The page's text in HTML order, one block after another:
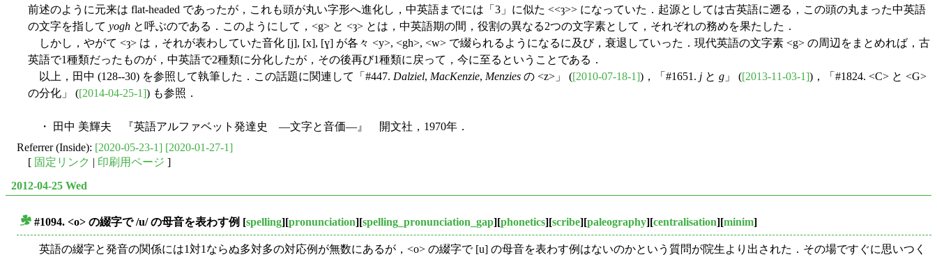
前述のように元来は flat-headed であったが，これも頭が丸い字形へ進化し，中英語までには「3」に似た <<ȝ>> になっていた．起源としては古英語に遡る，この頭の丸まった中英語
の文字を指して yogh と呼ぶのである．このようにして，<g> と <ȝ> とは，中英語期の間，役割の異なる2つの文字素として，それぞれの務めを果たした．
しかし，やがて <ȝ> は，それが表わしていた音化 [j], [x], [ɣ] が各々 <y>, <gh>, <w> で綴られるようになるに及び，衰退していった．現代英語の文字素 <g> の周辺をまとめれば，古
英語で1種類だったものが，中英語で2種類に分化したが，その後再び1種類に戻って，今に至るということである．
以上，田中 (128--30) を参照して執筆した．この話題に関連して「#447. Dalziel, MacKenzie, Menzies の <z>」 ([2010-07-18-1])，「#1651. j と g 」 ([2013-11-03-1])，「#1824. <C> と <G>
の分化」 ([2014-04-25-1]) も参照．
・ 田中 美輝夫 『英語アルファベット発達史 ―文字と音価―』 開文社，1970年．
Referrer (Inside): [2020-05-23-1] [2020-01-27-1]
[ 固定リンク | 印刷用ページ ]
2012-04-25 Wed
#1094. <o> の綴字で /u/ の母音を表わす例 [spelling][pronunciation][spelling_pronunciation_gap][phonetics][scribe][paleography][centralisation][minim]
英語の綴字と発音の関係には1対1ならぬ多対多の対応例が無数にあるが，<o> の綴字で [u] の母音を表わす例はないのかという質問が院生より出された．その場ですぐに思いつく